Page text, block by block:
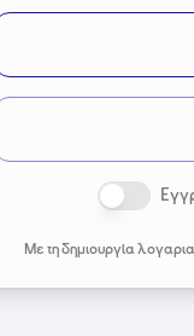
Με τη δημιουργία